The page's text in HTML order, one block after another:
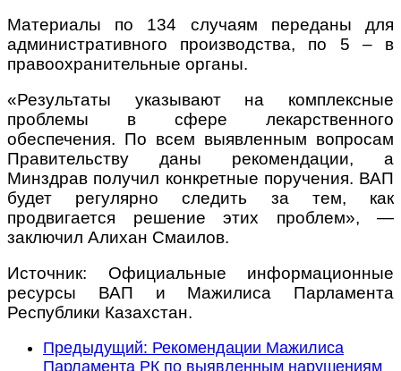
Материалы по 134 случаям переданы для
административного производства, по 5 – в
правоохранительные органы.
«Результаты указывают на комплексные
проблемы в сфере лекарственного
обеспечения. По всем выявленным вопросам
Правительству даны рекомендации, а
Минздрав получил конкретные поручения. ВАП
будет регулярно следить за тем, как
продвигается решение этих проблем», —
заключил Алихан Смаилов.
Источник: Официальные информационные
ресурсы ВАП и Мажилиса Парламента
Республики Казахстан.
Предыдущий: Рекомендации Мажилиса
Парламента РК по выявленным нарушениям